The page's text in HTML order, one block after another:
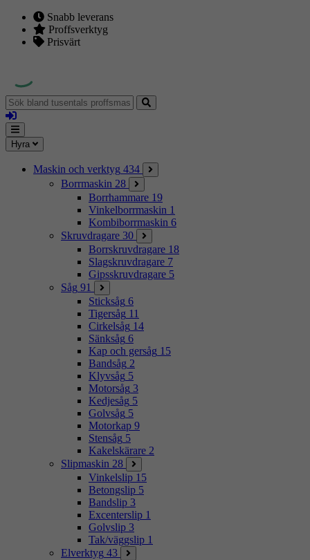
Snabb leverans
Proffsverktyg
Prisvärt
Sök
bland
tusentals
proffsmaskiner
Logga
in
Mina
sidor
Meny
Hyra
Maskin och verktyg 434
Borrmaskin 28
Borrhammare 19
Vinkelborrmaskin 1
Kombiborrmaskin 6
Skruvdragare 30
Borrskruvdragare 18
Slagskruvdragare 7
Gipsskruvdragare 5
Såg 91
Sticksåg 6
Tigersåg 11
Cirkelsåg 14
Sänksåg 6
Kap och gersåg 15
Bandsåg 2
Klyvsåg 5
Motorsåg 3
Kedjesåg 5
Golvsåg 5
Motorkap 9
Stensåg 5
Kakelskärare 2
Slipmaskin 28
Vinkelslip 15
Betongslip 5
Bandslip 3
Excenterslip 1
Golvslip 3
Tak/väggslip 1
Elverktyg 43